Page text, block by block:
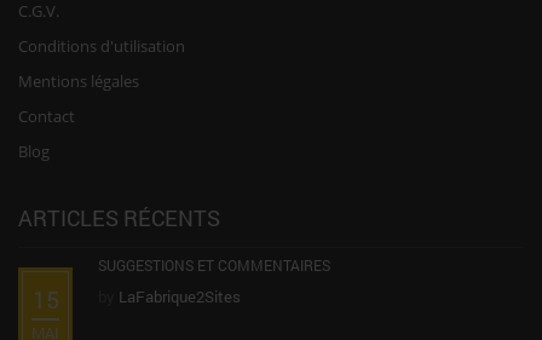
C.G.V.
Conditions d'utilisation
Mentions légales
Contact
Blog
ARTICLES RÉCENTS
15
MAI
SUGGESTIONS ET COMMENTAIRES
LaFabrique2Sites